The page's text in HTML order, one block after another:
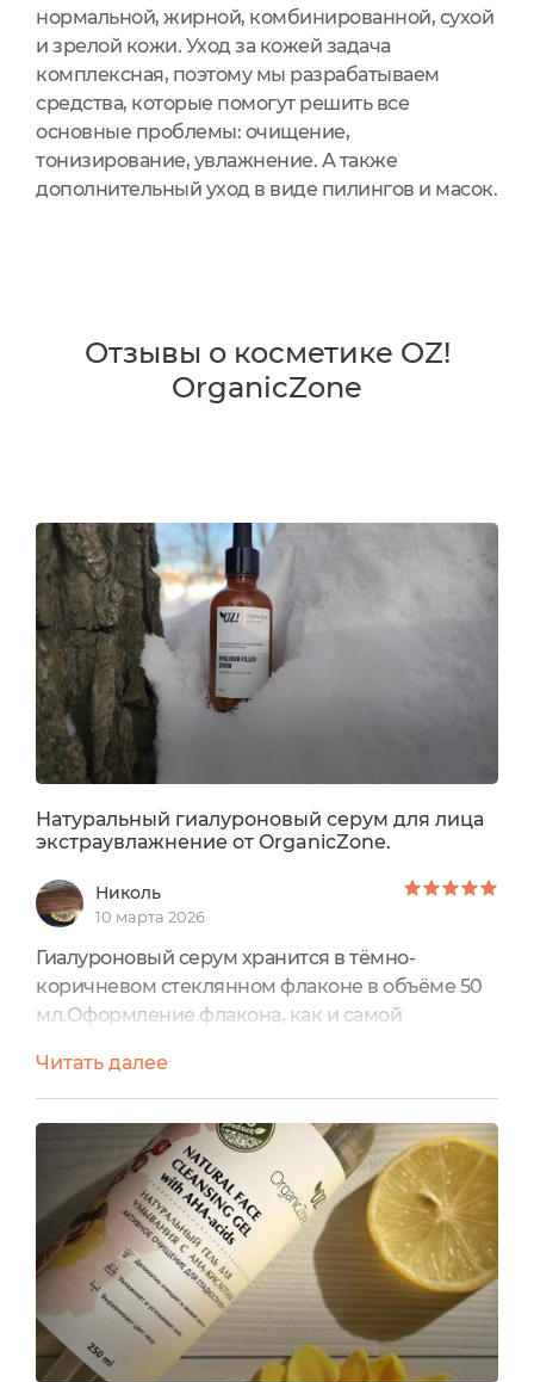
нормальной, жирной, комбинированной, сухой
и зрелой кожи. Уход за кожей задача
комплексная, поэтому мы разрабатываем
средства, которые помогут решить все
основные проблемы: очищение,
тонизирование, увлажнение. А также
дополнительный уход в виде пилингов и масок.
Отзывы о косметике OZ!
OrganicZone
Натуральный гиалуроновый серум для лица
экстраувлажнение от OrganicZone.
Николь
10 марта 2026
Гиалуроновый серум хранится в тёмно-
коричневом стеклянном флаконе в объёме 50
мл.Оформление флакона, как и самой
средство, минималистичное. Дизайн в белом и
голубом оттенках, надписи выполнены в
чёрном цвете. Смотрится нежно, красиво,
такие тона создают для меня ассоциацию
свежести и чистоты. Никаких нет рисунков,
вензелёчков, узоров и прочих лишних
элементов. ...
Читать далее